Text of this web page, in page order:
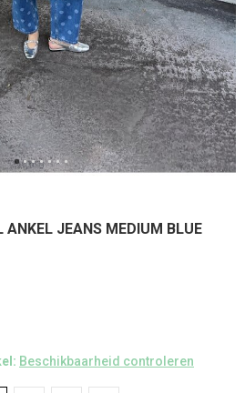
ANKEL JEANS MEDIUM BLUE
Beschikbaarheid controleren